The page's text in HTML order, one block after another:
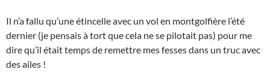
Il n’a fallu qu’une étincelle avec un vol en montgolfière l’été
dernier (je pensais à tort que cela ne se pilotait pas) pour me
dire qu’il était temps de remettre mes fesses dans un truc avec
des ailes !